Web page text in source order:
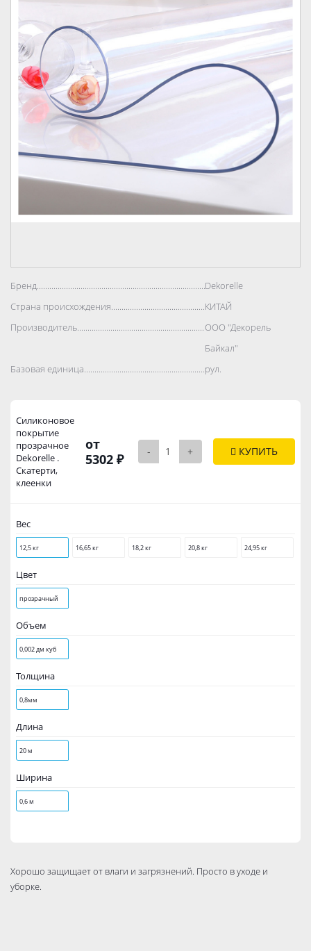
Бренд..................................................................................Dekorelle
Страна происхождения..................................................................................
КИТАЙ
Производитель..................................................................................
ООО "Декорель
Байкал"
Базовая единица..................................................................................
рул.
Силиконовое
покрытие
прозрачное
Dekorelle .
Скатерти,
клеенки
от
5302 ₽
- + КУПИТЬ
Вес
12,5 кг 16,65 кг 18,2 кг 20,8 кг 24,95 кг
Цвет
прозрачный
Объем
0,002 дм куб
Толщина
0,8мм
Длина
20 м
Ширина
0,6 м
Хорошо защищает от влаги и загрязнений. Просто в уходе и
уборке.